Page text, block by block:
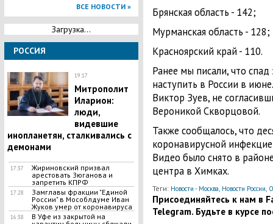
ВСЕ НОВОСТИ »
Загрузка...
РОССИЯ
19:17
Митрополит
Иларион:
люди,
видевшие
инопланетян, сталкивались с
демонами
17:37
Жириновский призвал
арестовать Зюганова и
запретить КПРФ
17:28
Замглавы фракции "Единой
России" в Мособлдуме Иван
Жуков умер от коронавируса
16:38
В Уфе из закрытой на
Брянская область - 142;
Мурманская область - 128;
Красноярский край - 110.
Ранее мы писали, что
наступить в России в
Виктор Зуев, не
Вероникой Скворцовой.
Также сообщалось, что
коронавирусной
Видео было снято в
центра в Химках.
Теги: Новости - Москва, Новости России,
Присоединяйтесь к нам в
Telegram. Будьте в курсе